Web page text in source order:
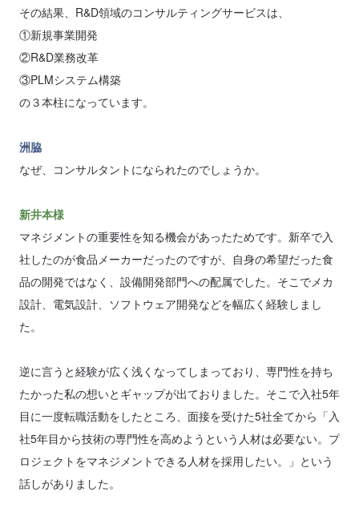
その結果、R&D領域のコンサルティングサービスは、
①新規事業開発
②R&D業務改革
③PLMシステム構築
の３本柱になっています。
洲脇
なぜ、コンサルタントになられたのでしょうか。
新井本様
マネジメントの重要性を知る機会があったためです。新卒で入
社したのが食品メーカーだったのですが、自身の希望だった食
品の開発ではなく、設備開発部門への配属でした。そこでメカ
設計、電気設計、ソフトウェア開発などを幅広く経験しまし
た。
逆に言うと経験が広く浅くなってしまっており、専門性を持ち
たかった私の想いとギャップが出ておりました。そこで入社5年
目に一度転職活動をしたところ、面接を受けた5社全てから「入
社5年目から技術の専門性を高めようという人材は必要ない。プ
ロジェクトをマネジメントできる人材を採用したい。」という
話しがありました。